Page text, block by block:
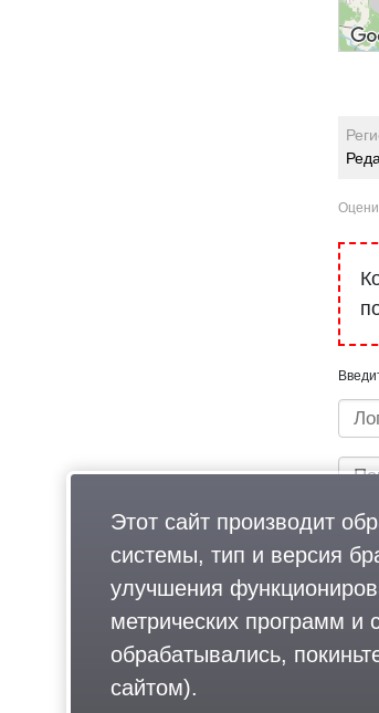
Этот сайт производит
системы, тип и версия
улучшения
метрических программ
обрабатывались,
сайтом).